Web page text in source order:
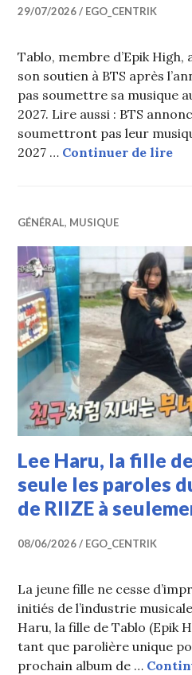
29/07/2026 EGO_CENTRIK
Tablo, membre d’Epik
son soutien à BTS après
pas soumettre sa musique
2027. Lire aussi : BTS
soumettront pas leur
2027 … Continuer de lire«
GÉNÉRAL, MUSIQUE
Lee Haru, la fille
seule les paroles
de RIIZE à
08/06/2026 EGO_CENTRIK
La jeune fille ne cesse
initiés de l’industrie
Haru, la fille de Tablo (Epik
tant que parolière unique
prochain album de …